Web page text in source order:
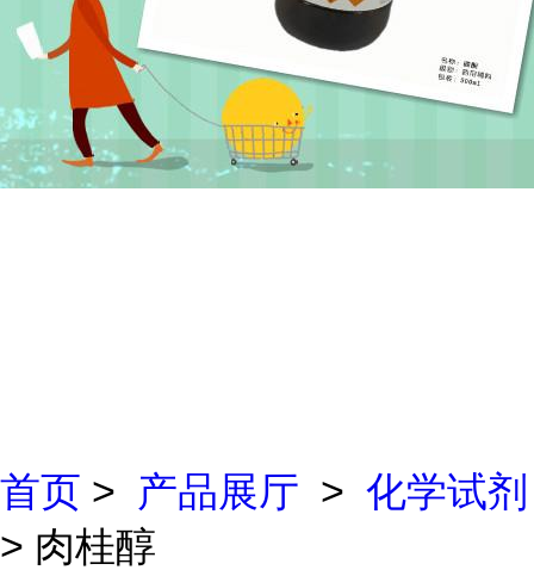
首页 > 产品展厅 > 化学试剂
> 肉桂醇